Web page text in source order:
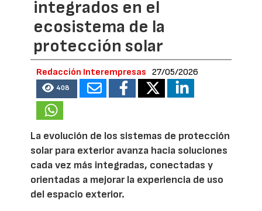
integrados en el
ecosistema de la
protección solar
Redacción Interempresas 27/05/2026
408
La evolución de los sistemas de protección
solar para exterior avanza hacia soluciones
cada vez más integradas, conectadas y
orientadas a mejorar la experiencia de uso
del espacio exterior.